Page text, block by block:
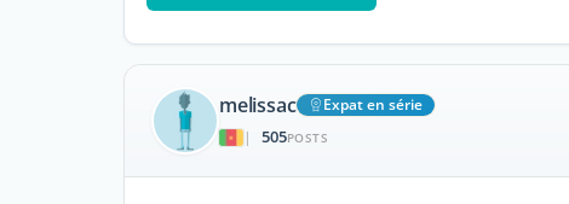
melissac
Expat en série
|
505POSTS